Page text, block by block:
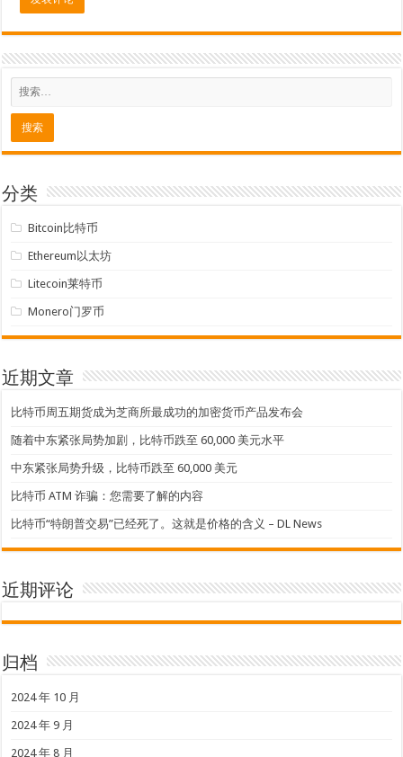
分类
Bitcoin比特币
Ethereum以太坊
Litecoin莱特币
Monero门罗币
近期文章
比特币周五期货成为芝商所最成功的加密货币产品发布会
随着中东紧张局势加剧，比特币跌至 60,000 美元水平
中东紧张局势升级，比特币跌至 60,000 美元
比特币 ATM 诈骗：您需要了解的内容
比特币“特朗普交易”已经死了。这就是价格的含义 – DL News
近期评论
归档
2024 年 10 月
2024 年 9 月
2024 年 8 月